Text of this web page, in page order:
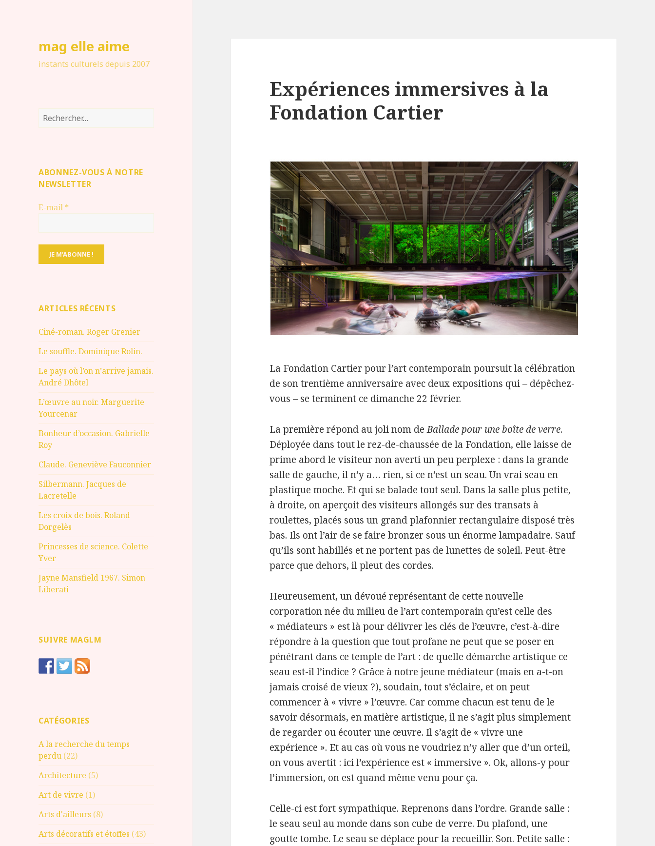
mag elle aime
instants culturels depuis 2007
Rechercher :
ABONNEZ-VOUS À NOTRE
NEWSLETTER
E-mail *
ARTICLES RÉCENTS
Ciné-roman. Roger Grenier
Le souffle. Dominique Rolin.
Le pays où l’on n’arrive jamais.
André Dhôtel
L’œuvre au noir. Marguerite
Yourcenar
Bonheur d’occasion. Gabrielle
Roy
Claude. Geneviève Fauconnier
Silbermann. Jacques de
Lacretelle
Les croix de bois. Roland
Dorgelès
Princesses de science. Colette
Yver
Jayne Mansfield 1967. Simon
Liberati
SUIVRE MAGLM
CATÉGORIES
A la recherche du temps
perdu (22)
Architecture (5)
Art de vivre (1)
Arts d'ailleurs (8)
Arts décoratifs et étoffes (43)
Expériences immersives à la
Fondation Cartier
La Fondation Cartier pour l’art contemporain poursuit la célébration
de son trentième anniversaire avec deux expositions qui – dépêchez-
vous – se terminent ce dimanche 22 février.
La première répond au joli nom deBallade pour une boîte de verre.
Déployée dans tout le rez-de-chaussée de la Fondation, elle laisse de
prime abord le visiteur non averti un peu perplexe : dans la grande
salle de gauche, il n’y a… rien, si ce n’est un seau. Un vrai seau en
plastique moche. Et qui se balade tout seul. Dans la salle plus petite,
à droite, on aperçoit des visiteurs allongés sur des transats à
roulettes, placés sous un grand plafonnier rectangulaire disposé très
bas. Ils ont l’air de se faire bronzer sous un énorme lampadaire. Sauf
qu’ils sont habillés et ne portent pas de lunettes de soleil. Peut-être
parce que dehors, il pleut des cordes.
Heureusement, un dévoué représentant de cette nouvelle
corporation née du milieu de l’art contemporain qu’est celle des
« médiateurs » est là pour délivrer les clés de l’œuvre, c’est-à-dire
répondre à la question que tout profane ne peut que se poser en
pénétrant dans ce temple de l’art : de quelle démarche artistique ce
seau est-il l’indice ? Grâce à notre jeune médiateur (mais en a-t-on
jamais croisé de vieux ?), soudain, tout s’éclaire, et on peut
commencer à « vivre » l’œuvre. Car comme chacun est tenu de le
savoir désormais, en matière artistique, il ne s’agit plus simplement
de regarder ou écouter une œuvre. Il s’agit de « vivre une
expérience ». Et au cas où vous ne voudriez n’y aller que d’un orteil,
on vous avertit : ici l’expérience est « immersive ». Ok, allons-y pour
l’immersion, on est quand même venu pour ça.
Celle-ci est fort sympathique. Reprenons dans l’ordre. Grande salle :
le seau seul au monde dans son cube de verre. Du plafond, une
goutte tombe. Le seau se déplace pour la recueillir. Son. Petite salle :